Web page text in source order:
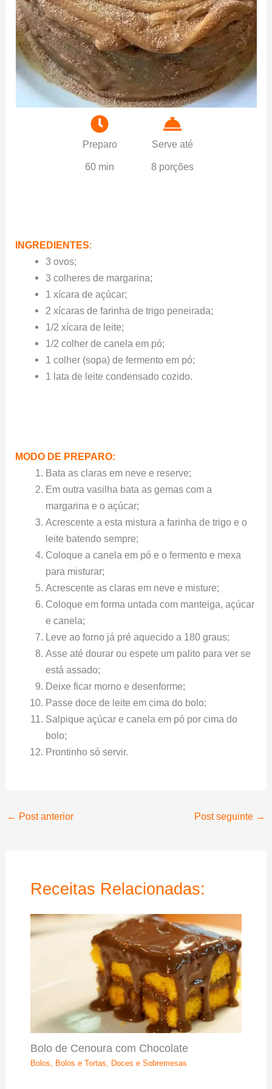
Preparo
60 min
Serve até
8 porções
INGREDIENTES:
3 ovos;
3 colheres de margarina;
1 xícara de açúcar;
2 xícaras de farinha de trigo peneirada;
1/2 xícara de leite;
1/2 colher de canela em pó;
1 colher (sopa) de fermento em pó;
1 lata de leite condensado cozido.
MODO DE PREPARO:
Bata as claras em neve e reserve;
Em outra vasilha bata as gemas com a
margarina e o açúcar;
Acrescente a esta mistura a farinha de trigo e o
leite batendo sempre;
Coloque a canela em pó e o fermento e mexa
para misturar;
Acrescente as claras em neve e misture;
Coloque em forma untada com manteiga, açúcar
e canela;
Leve ao forno já pré aquecido a 180 graus;
Asse até dourar ou espete um palito para ver se
está assado;
Deixe ficar morno e desenforme;
Passe doce de leite em cima do bolo;
Salpique açúcar e canela em pó por cima do
bolo;
Prontinho só servir.
← Post anterior Post seguinte →
Receitas Relacionadas:
Bolo de Cenoura com Chocolate
Bolos, Bolos e Tortas, Doces e Sobremesas